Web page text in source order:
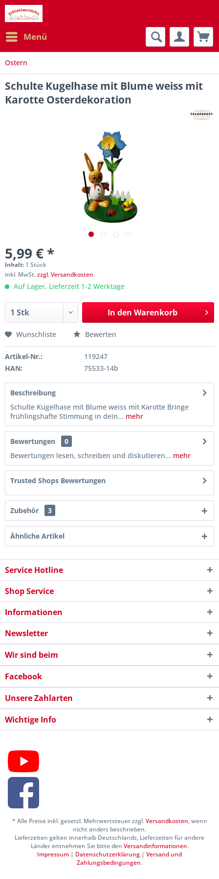
Menü
Ostern
Schulte Kugelhase mit Blume weiss mit
Karotte Osterdekoration
5,99 € *
Inhalt: 1 Stück
inkl. MwSt.zzgl. Versandkosten
Auf Lager, Lieferzeit 1-2 Werktage
In den Warenkorb
Wunschliste Bewerten
Artikel-Nr.:
119247
HAN:
75533-14b
Beschreibung
Schulte Kugelhase mit Blume weiss mit Karotte Bringe
frühlingshafte Stimmung in dein... mehr
Bewertungen
0
Bewertungen lesen, schreiben und diskutieren... mehr
Trusted Shops Bewertungen
Zubehör 3
Ähnliche Artikel
Service Hotline
Shop Service
Informationen
Newsletter
Wir sind beim
Facebook
Unsere Zahlarten
Wichtige Info
* Alle Preise inkl. gesetzl. Mehrwertsteuer zzgl.Versandkosten, wenn
nicht anders beschrieben.
Lieferzeiten gelten innerhalb Deutschlands, Lieferzeiten für andere
Länder entnehmen Sie bitte den Versandinformationen.
Impressum | Datenschutzerklärung | Versand und
Zahlungsbedingungen.